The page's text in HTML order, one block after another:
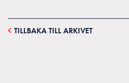
TILLBAKA TILL ARKIVET